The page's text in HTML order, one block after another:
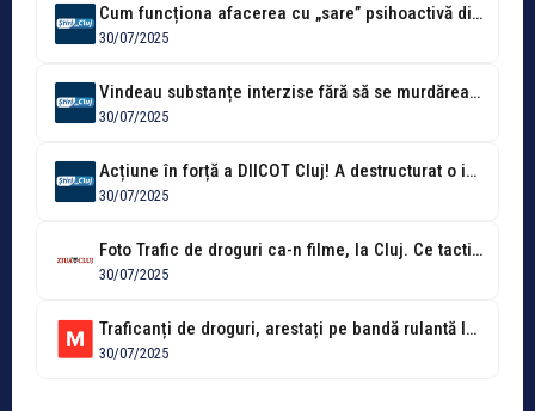
Cum funcționa afacerea cu „sare” psihoactivă din Cluj? Polițiștii au prins un...
30/07/2025
Vindeau substanțe interzise fără să se murdărească pe mâini: Doi bărbați, prinși...
30/07/2025
Acțiune în forță a DIICOT Cluj! A destructurat o imensă rețea ilegală...
30/07/2025
Foto Trafic de droguri ca-n filme, la Cluj. Ce tactică au folosit...
30/07/2025
Traficanți de droguri, arestați pe bandă rulantă la Cluj. Unii vindeau prin...
30/07/2025